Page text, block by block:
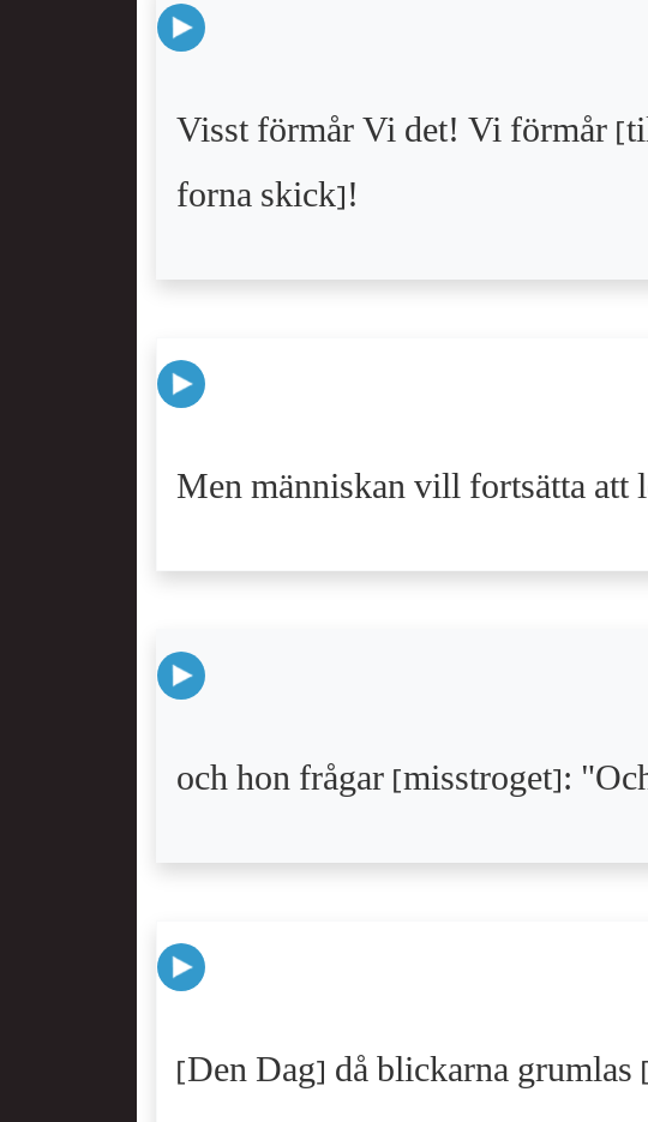
Visst förmår Vi det! Vi förmår
forna skick]!
Men människan vill fortsätta
och hon frågar [misstroget]:
[Den Dag] då blickarna